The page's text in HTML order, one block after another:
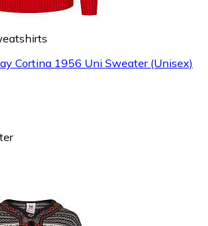
Cortina 1956 Uni Sweater (Unisex)